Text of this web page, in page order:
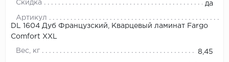
Скидка да
Артикул
DL 1604 Дуб Французский, Кварцевый ламинат Fargo
Comfort XXL
Вес, кг 8,45